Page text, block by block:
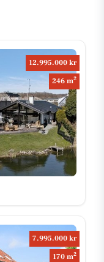
12.995.000 kr
246 m2
7.995.000 kr
170 m2